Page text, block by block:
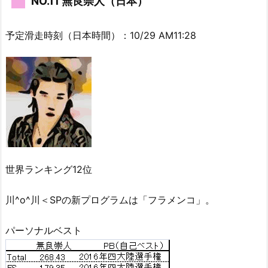
予定滑走時刻（日本時間）：10/29 AM11:28
世界ランキング12位
川^o^川＜SPの新プログラムは「フラメンコ」。
パーソナルベスト